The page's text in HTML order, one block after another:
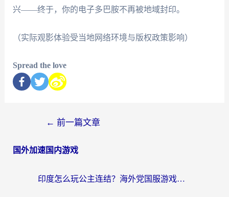
兴——终于，你的电子多巴胺不再被地域封印。
（实际观影体验受当地网络环境与版权政策影响）
Spread the love
← 前一篇文章
国外加速国内游戏
印度怎么玩公主连结？海外党国服游戏加速终极指南（附仙境传说RO重生细胞优化技巧）